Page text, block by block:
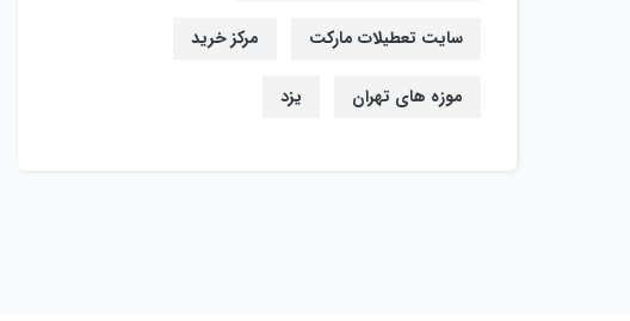
سایت تعطیلات مارکت مرکز خرید
موزه های تهران یزد